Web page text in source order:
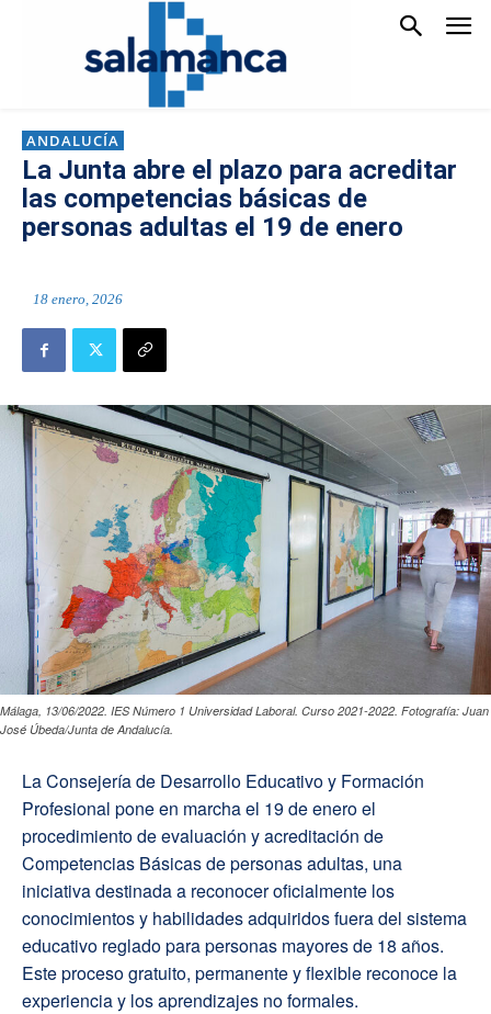
ANDALUCÍA
La Junta abre el plazo para acreditar
las competencias básicas de
personas adultas el 19 de enero
18 enero, 2026
Málaga, 13/06/2022. IES Número 1 Universidad Laboral. Curso 2021-2022. Fotografía: Juan
José Úbeda/Junta de Andalucía.
La Consejería de Desarrollo Educativo y Formación
Profesional pone en marcha el 19 de enero el
procedimiento de evaluación y acreditación de
Competencias Básicas de personas adultas, una
iniciativa destinada a reconocer oficialmente los
conocimientos y habilidades adquiridos fuera del sistema
educativo reglado para personas mayores de 18 años.
Este proceso gratuito, permanente y flexible reconoce la
experiencia y los aprendizajes no formales.